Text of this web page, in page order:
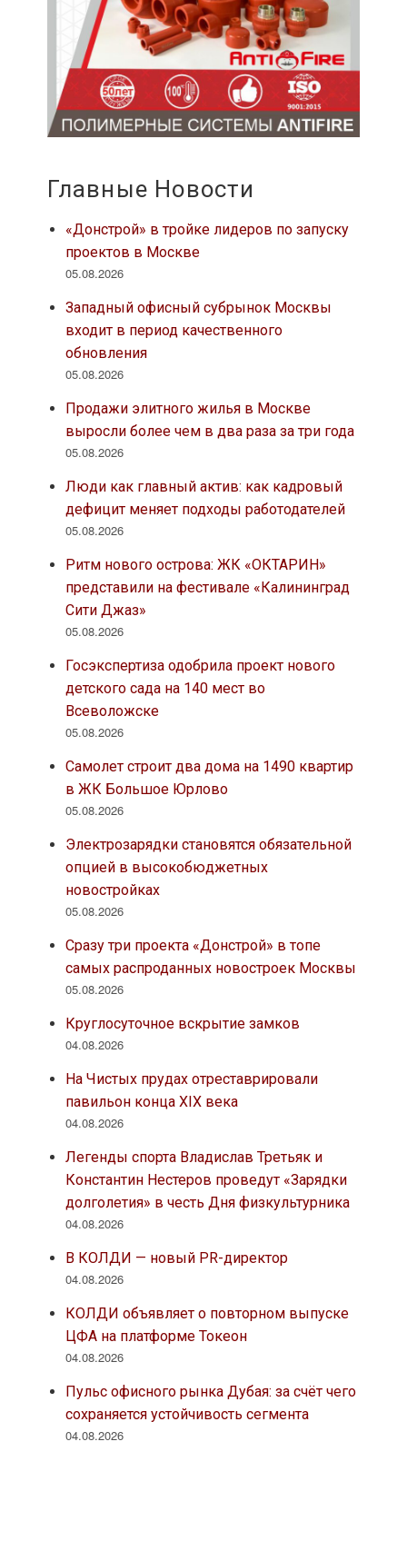
Главные Новости
«Донстрой» в тройке лидеров по запуску
проектов в Москве
05.08.2026
Западный офисный субрынок Москвы
входит в период качественного
обновления
05.08.2026
Продажи элитного жилья в Москве
выросли более чем в два раза за три года
05.08.2026
Люди как главный актив: как кадровый
дефицит меняет подходы работодателей
05.08.2026
Ритм нового острова: ЖК «ОКТАРИН»
представили на фестивале «Калининград
Сити Джаз»
05.08.2026
Госэкспертиза одобрила проект нового
детского сада на 140 мест во
Всеволожске
05.08.2026
Самолет строит два дома на 1490 квартир
в ЖК Большое Юрлово
05.08.2026
Электрозарядки становятся обязательной
опцией в высокобюджетных
новостройках
05.08.2026
Сразу три проекта «Донстрой» в топе
самых распроданных новостроек Москвы
05.08.2026
Круглосуточное вскрытие замков
04.08.2026
На Чистых прудах отреставрировали
павильон конца XIX века
04.08.2026
Легенды спорта Владислав Третьяк и
Константин Нестеров проведут «Зарядки
долголетия» в честь Дня физкультурника
04.08.2026
В КОЛДИ — новый PR-директор
04.08.2026
КОЛДИ объявляет о повторном выпуске
ЦФА на платформе Токеон
04.08.2026
Пульс офисного рынка Дубая: за счёт чего
сохраняется устойчивость сегмента
04.08.2026